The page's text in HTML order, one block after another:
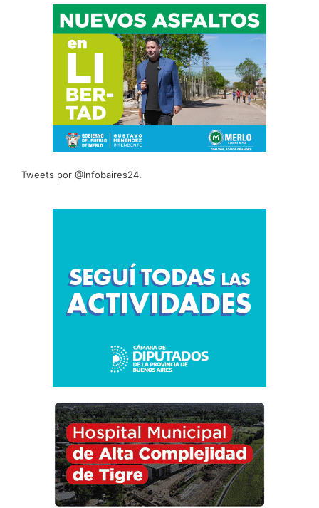
Tweets por @Infobaires24.